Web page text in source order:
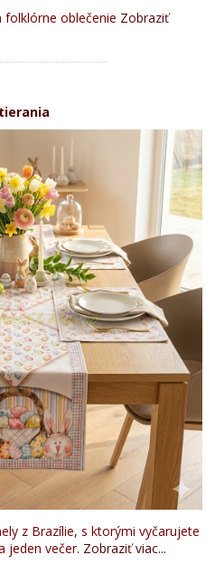
folklórne oblečenie Zobraziť
z Brazílie, s ktorými vyčarujete
jeden večer. Zobraziť viac...